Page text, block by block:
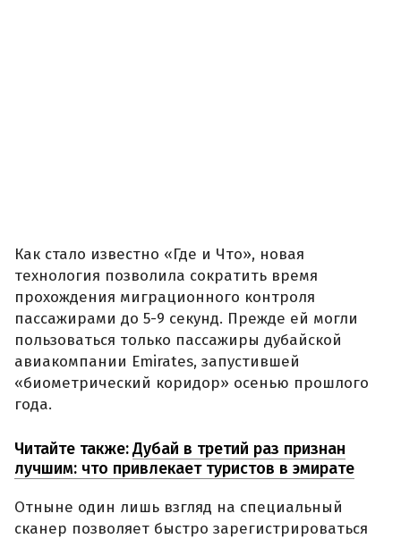
Как стало известно «Где и Что», новая
технология позволила сократить время
прохождения миграционного контроля
пассажирами до 5-9 секунд. Прежде ей могли
пользоваться только пассажиры дубайской
авиакомпании Emirates, запустившей
«биометрический коридор» осенью прошлого
года.
Читайте также:Дубай в третий раз признан
лучшим: что привлекает туристов в эмирате
Отныне один лишь взгляд на специальный
сканер позволяет быстро зарегистрироваться